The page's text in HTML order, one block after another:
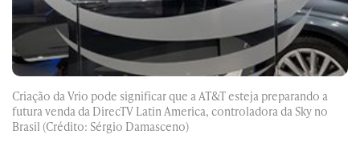
Criação da Vrio pode significar que a AT&T esteja preparando a
futura venda da DirecTV Latin America, controladora da Sky no
Brasil (Crédito: Sérgio Damasceno)